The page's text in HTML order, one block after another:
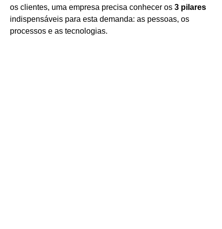
os clientes, uma empresa precisa conhecer os 3 pilares
indispensáveis para esta demanda: as pessoas, os
processos e as tecnologias.